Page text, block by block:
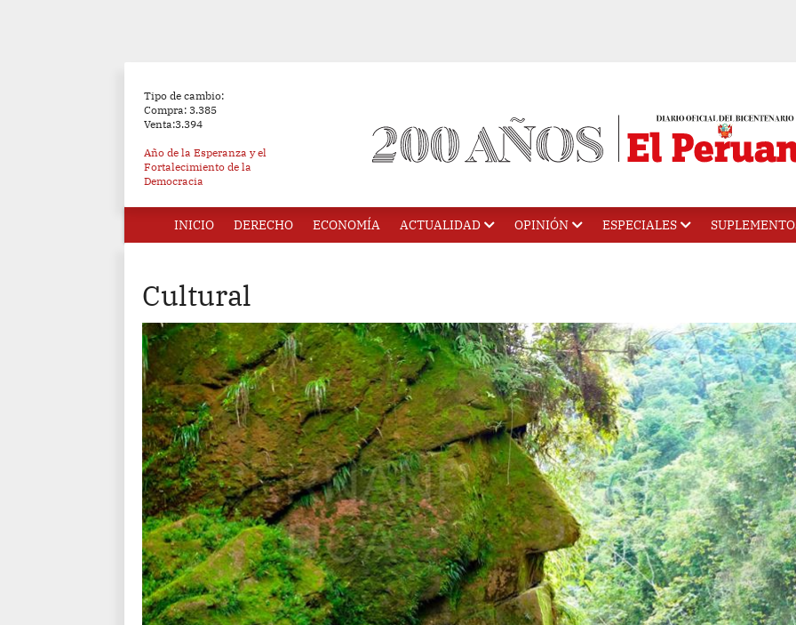
Tipo de cambio:
Compra: 3.385
Venta:3.394
Año de la Esperanza y el
Fortalecimiento de la
Democracia
INICIO DERECHO ECONOMÍA ACTUALIDAD OPINIÓN ESPECIALES
Cultural